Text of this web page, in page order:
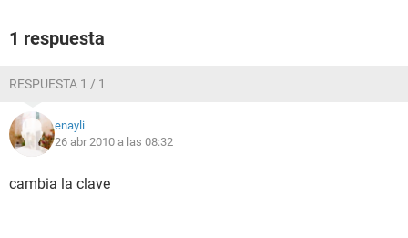
1 respuesta
RESPUESTA 1 / 1
enayli
26 abr 2010 a las 08:32
cambia la clave